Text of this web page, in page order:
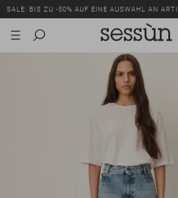
SALE: BIS ZU -50% AUF EINE AUSWAHL AN